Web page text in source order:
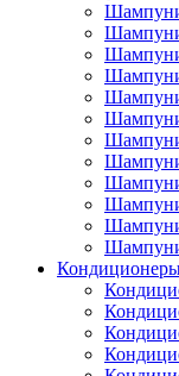
Шампуни
Шампуни